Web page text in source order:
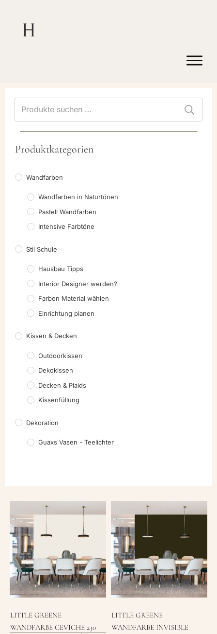
LITTLE GREENE
WANDFARBE CEVICHE 230
LITTLE GREENE
WANDFARBE INVISIBLE
nach:
Produktkategorien
Wandfarben
Wandfarben in Naturtönen
Pastell Wandfarben
Intensive Farbtöne
Stil Schule
Hausbau Tipps
Interior Designer werden?
Farben Material wählen
Einrichtung planen
Kissen & Decken
Outdoorkissen
Dekokissen
Decken & Plaids
Kissenfüllung
Dekoration
Guaxs Vasen - Teelichter